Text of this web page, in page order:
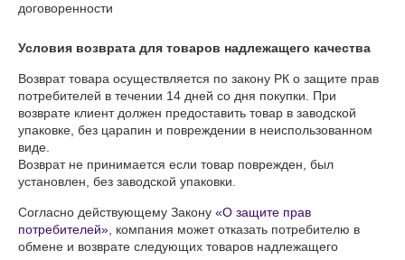
договоренности
Условия возврата для товаров надлежащего качества
Возврат товара осуществляется по закону РК о защите прав
потребителей в течении 14 дней со дня покупки. При
возврате клиент должен предоставить товар в заводской
упаковке, без царапин и повреждении в неиспользованном
виде.
Возврат не принимается если товар поврежден, был
установлен, без заводской упаковки.
Согласно действующему Закону «О защите прав
потребителей» , компания может отказать потребителю в
обмене и возврате следующих товаров надлежащего